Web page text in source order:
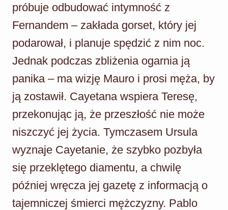
próbuje odbudować intymność z
Fernandem – zakłada gorset, który jej
podarował, i planuje spędzić z nim noc.
Jednak podczas zbliżenia ogarnia ją
panika – ma wizję Mauro i prosi męża, by
ją zostawił. Cayetana wspiera Teresę,
przekonując ją, że przeszłość nie może
niszczyć jej życia. Tymczasem Ursula
wyznaje Cayetanie, że szybko pozbyła
się przeklętego diamentu, a chwilę
później wręcza jej gazetę z informacją o
tajemniczej śmierci mężczyzny. Pablo